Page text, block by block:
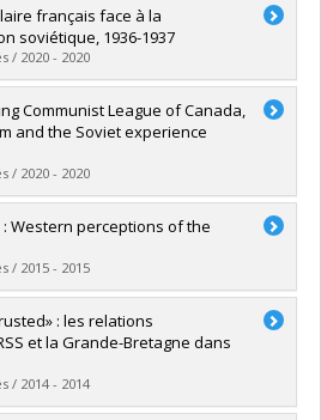
Papyrus
français face à la
soviétique, 1936-1937
/ 2020 - 2020
Papyrus
Communist League of Canada,
and the Soviet experience
/ 2020 - 2020
Daria
Papyrus
Western perceptions of the
/ 2015 - 2015
A.
Papyrus
: les relations
et la Grande-Bretagne dans
/ 2014 - 2014